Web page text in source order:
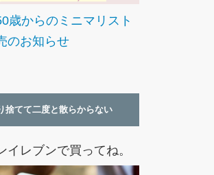
歳からのミニマリスト
のお知らせ
捨てて二度と散らからない
イレブンで買ってね。